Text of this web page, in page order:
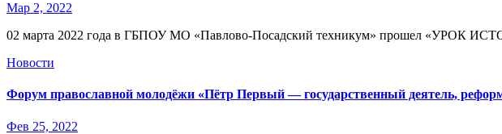
Мар 2, 2022
02 марта 2022 года в ГБПОУ МО «Павлово-Посадский техникум» прошел «УРОК
Новости
Форум православной молодёжи «Пётр Первый — государственный деятель,
Фев 25, 2022